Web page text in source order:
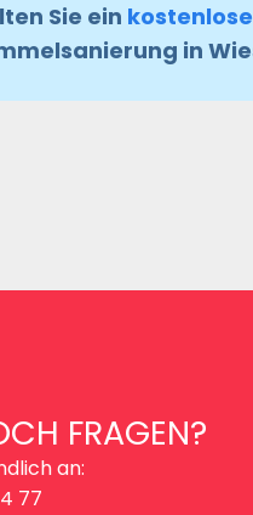
Sie ein
in
FRAGEN?
an:
77